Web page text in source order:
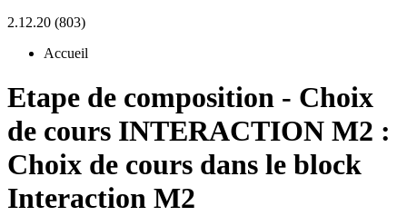
2.12.20 (803)
Accueil
Etape de composition - Choix
de cours INTERACTION M2 :
Choix de cours dans le block
Interaction M2